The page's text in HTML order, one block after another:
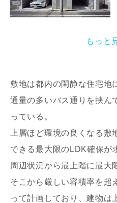
もっと
敷地は都内の閑静な住宅地
通量の多いバス通りを挟ん
っている。
上層ほど環境の良くなる
できる最大限のLDK確保が
周辺状況から最上階に最大
そこから厳しい容積率を超
って計画しており、建物は